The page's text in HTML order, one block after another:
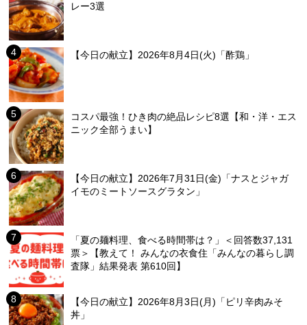
レー3選
【今日の献立】2026年8月4日(火)「酢鶏」
コスパ最強！ひき肉の絶品レシピ8選【和・洋・エス
ニック全部うまい】
【今日の献立】2026年7月31日(金)「ナスとジャガ
イモのミートソースグラタン」
「夏の麺料理、食べる時間帯は？」＜回答数37,131
票＞【教えて！ みんなの衣食住「みんなの暮らし調
査隊」結果発表 第610回】
【今日の献立】2026年8月3日(月)「ピリ辛肉みそ
丼」